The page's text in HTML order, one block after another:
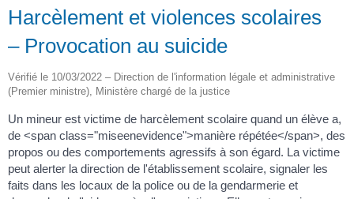
Harcèlement et violences scolaires
– Provocation au suicide
Vérifié le 10/03/2022 – Direction de l'information légale et administrative
(Premier ministre), Ministère chargé de la justice
Un mineur est victime de harcèlement scolaire quand un élève a,
de <span class="miseenevidence">manière répétée</span>, des
propos ou des comportements agressifs à son égard. La victime
peut alerter la direction de l'établissement scolaire, signaler les
faits dans les locaux de la police ou de la gendarmerie et